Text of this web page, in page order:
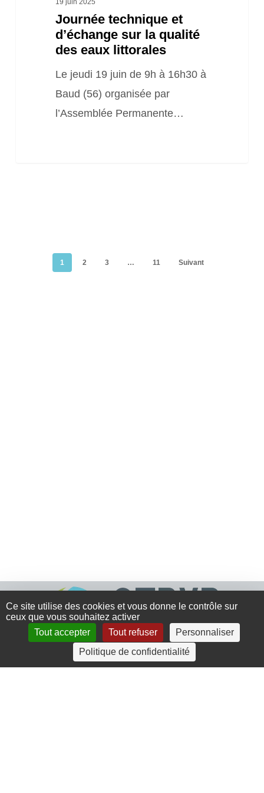
19 juin 2025
Journée technique et
d’échange sur la qualité
des eaux littorales
Le jeudi 19 juin de 9h à 16h30 à
Baud (56) organisée par
l’Assemblée Permanente…
1 2 3 … 11 Suivant
Ce site utilise des cookies et vous donne le contrôle sur
ceux que vous souhaitez activer
Tout accepter
Tout refuser
Personnaliser
Politique de confidentialité